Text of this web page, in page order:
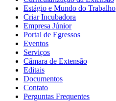
Estágio e Mundo do Trabalho
Criar Incubadora
Empresa Júnior
Portal de Egressos
Eventos
Serviços
Câmara de Extensão
Editais
Documentos
Contato
Perguntas Frequentes